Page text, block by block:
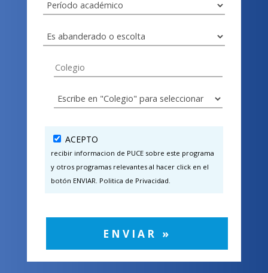
ACEPTO
recibir informacion de PUCE sobre este programa
y otros programas relevantes al hacer click en el
botón ENVIAR. Politica de Privacidad.
ENVIAR »